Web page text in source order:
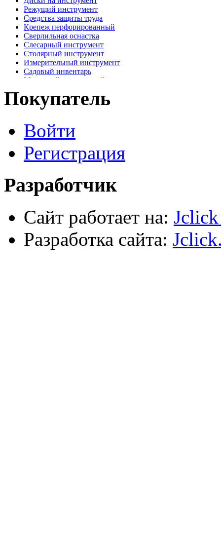
Режущий инструмент
Средства защиты труда
Крепеж перфорированный
Сверлильная оснастка
Слесарный инструмент
Столярный инструмент
Измерительный инструмент
Садовый инвентарь
Малярный, отделочный инструмент
Наждачная бумага
Хозтовары
Электрика, осветительное оборудование
Пена и герметики
Автомобильный инструмент
Сварочное оборудование
Силовое оборудование
Покупатель
Войти
Регистрация
Разработчик
Сайт работает на:
Разработка сайта: